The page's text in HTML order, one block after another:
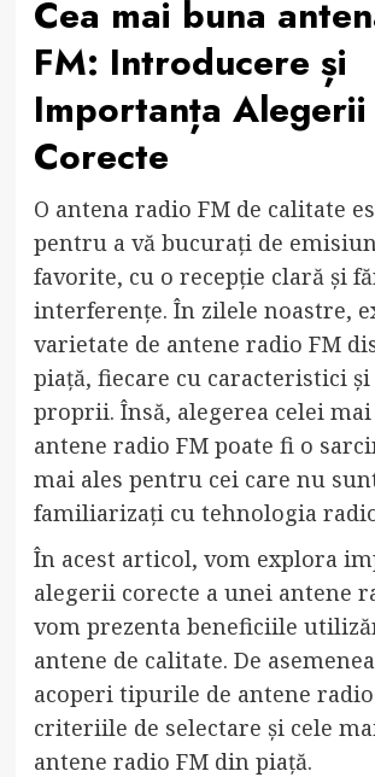
Cea mai buna
FM: Introducere și
Importanța Alegerii
Corecte
O antena radio FM de calitate
pentru a vă bucurați de
favorite, cu o recepție clară și
interferențe. În zilele noastre,
varietate de antene radio FM
piață, fiecare cu caracteristici și
proprii. Însă, alegerea celei
antene radio FM poate fi o
mai ales pentru cei care nu
familiarizați cu tehnologia
În acest articol, vom explora
alegerii corecte a unei antene
vom prezenta beneficiile
antene de calitate. De
acoperi tipurile de antene radio
criteriile de selectare și cele
antene radio FM din piață.